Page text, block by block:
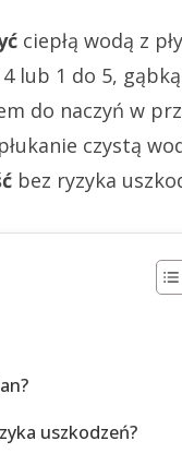
ciepłą wodą z
lub 1 do 5,
do naczyń w
czystą
bez ryzyka
uszkodzeń?